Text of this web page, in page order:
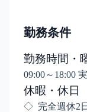
勤務条件
勤務時間・
09:00～18:00
休暇・休日
◇ 完全週休2